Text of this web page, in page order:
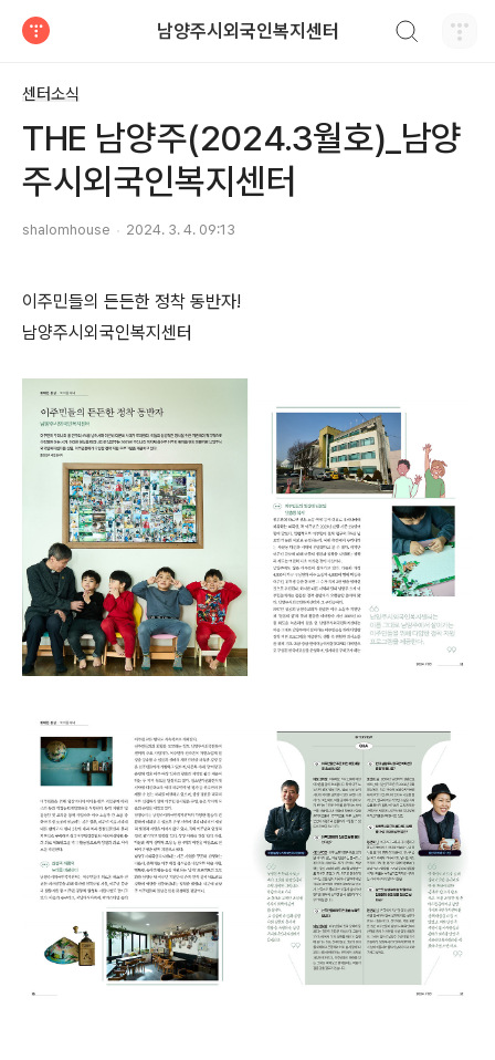
남양주시외국인복지센터
센터소식
THE 남양주(2024.3월호)_남양
주시외국인복지센터
shalomhouse 2024. 3. 4. 09:13
이주민들의 든든한 정착 동반자!
남양주시외국인복지센터